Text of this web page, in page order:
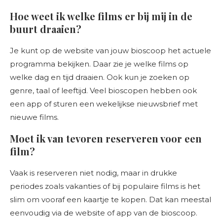
Hoe weet ik welke films er bij mij in de
buurt draaien?
Je kunt op de website van jouw bioscoop het actuele
programma bekijken. Daar zie je welke films op
welke dag en tijd draaien. Ook kun je zoeken op
genre, taal of leeftijd. Veel bioscopen hebben ook
een app of sturen een wekelijkse nieuwsbrief met
nieuwe films.
Moet ik van tevoren reserveren voor een
film?
Vaak is reserveren niet nodig, maar in drukke
periodes zoals vakanties of bij populaire films is het
slim om vooraf een kaartje te kopen. Dat kan meestal
eenvoudig via de website of app van de bioscoop.